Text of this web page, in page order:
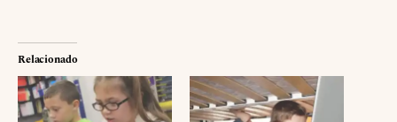
Relacionado